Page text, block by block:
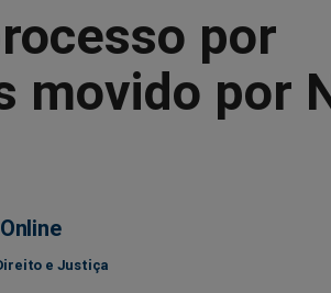
por
movido por
e Justiça